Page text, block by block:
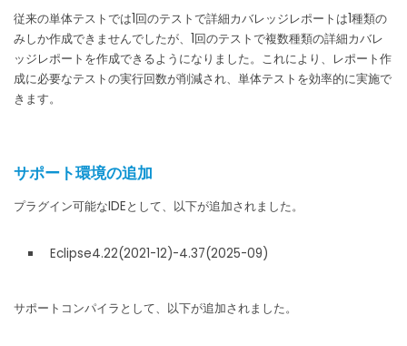
従来の単体テストでは1回のテストで詳細カバレッジレポートは1種類の
みしか作成できませんでしたが、1回のテストで複数種類の詳細カバレ
ッジレポートを作成できるようになりました。これにより、レポート作
成に必要なテストの実行回数が削減され、単体テストを効率的に実施で
きます。
サポート環境の追加
プラグイン可能なIDEとして、以下が追加されました。
Eclipse4.22(2021-12)-4.37(2025-09)
サポートコンパイラとして、以下が追加されました。